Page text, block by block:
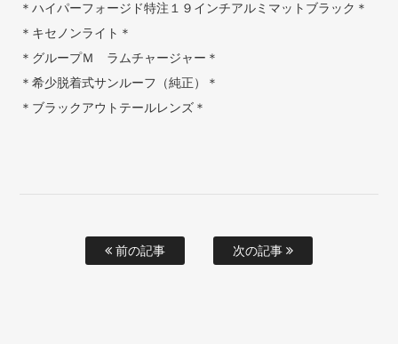
＊ハイパーフォージド特注１９インチアルミマットブラック＊
＊キセノンライト＊
＊グループＭ ラムチャージャー＊
＊希少脱着式サンルーフ（純正）＊
＊ブラックアウトテールレンズ＊
前の記事 次の記事